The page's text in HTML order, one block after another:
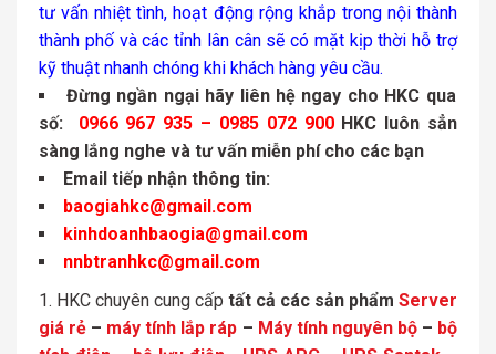
tư vấn nhiệt tình, hoạt động rộng khắp trong nội thành
thành phố và các tỉnh lân cân sẽ có mặt kịp thời hỗ trợ
kỹ thuật nhanh chóng khi khách hàng yêu cầu.
Đừng ngần ngại hãy liên hệ ngay cho HKC qua
số: 0966 967 935 – 0985 072 900HKC luôn sẳn
sàng lắng nghe và tư vấn miễn phí cho các bạn
Email tiếp nhận thông tin:
baogiahkc@gmail.com
kinhdoanhbaogia@gmail.com
nnbtranhkc@gmail.com
HKC chuyên cung cấp tất cả các sản phẩm Server
giá rẻ – máy tính lắp ráp – Máy tính nguyên bộ– bộ